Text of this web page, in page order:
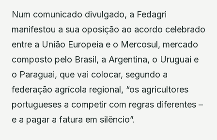
Num comunicado divulgado, a Fedagri
manifestou a sua oposição ao acordo celebrado
entre a União Europeia e o Mercosul, mercado
composto pelo Brasil, a Argentina, o Uruguai e
o Paraguai, que vai colocar, segundo a
federação agrícola regional, “os agricultores
portugueses a competir com regras diferentes –
e a pagar a fatura em silêncio”.